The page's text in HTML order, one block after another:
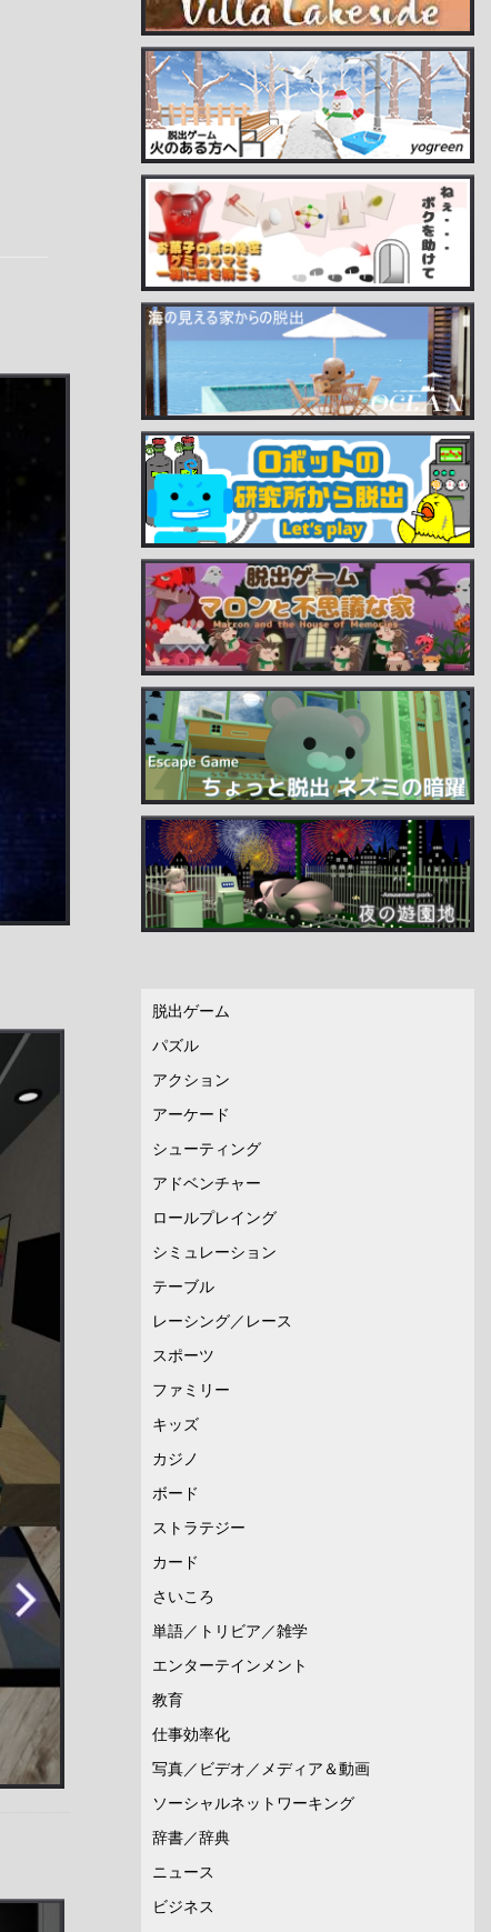
脱出ゲーム
パズル
アクション
アーケード
シューティング
アドベンチャー
ロールプレイング
シミュレーション
テーブル
レーシング／レース
スポーツ
ファミリー
キッズ
カジノ
ボード
ストラテジー
カード
さいころ
単語／トリビア／雑学
エンターテインメント
教育
仕事効率化
写真／ビデオ／メディア＆動画
ソーシャルネットワーキング
辞書／辞典
ニュース
ビジネス